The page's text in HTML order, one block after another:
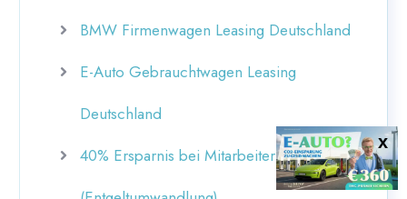
BMW Firmenwagen Leasing Deutschland
E-Auto Gebrauchtwagen Leasing
Deutschland
40% Ersparnis bei Mitarbeiterleasing